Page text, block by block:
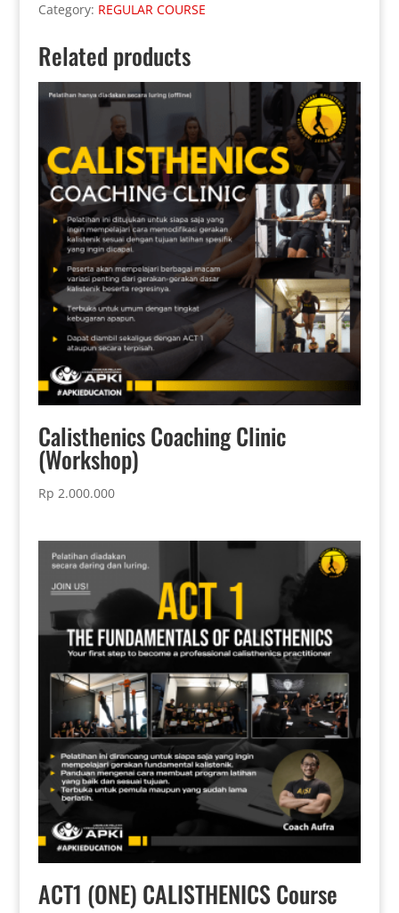
Category: REGULAR COURSE
Related products
Calisthenics Coaching Clinic
(Workshop)
Rp 2.000.000
ACT1 (ONE) CALISTHENICS Course